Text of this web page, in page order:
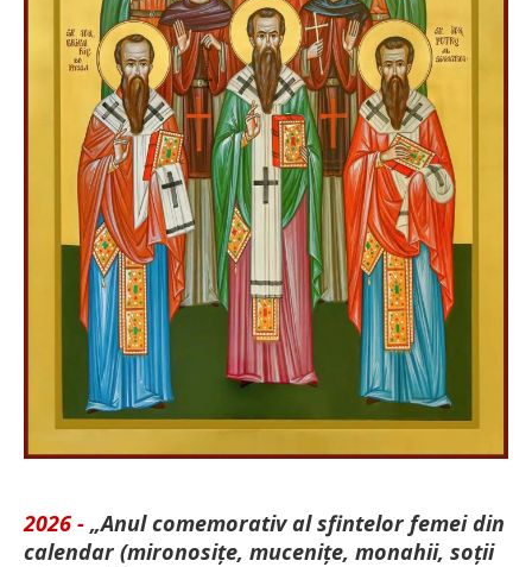
2026 - „Anul comemorativ al sfintelor femei din
calendar (mironosițe, mu­cenițe, monahii, soții